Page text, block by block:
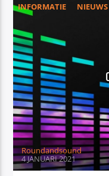
INFORMATIE NIEUWS
Roundandsound
4 JANUARI 2021